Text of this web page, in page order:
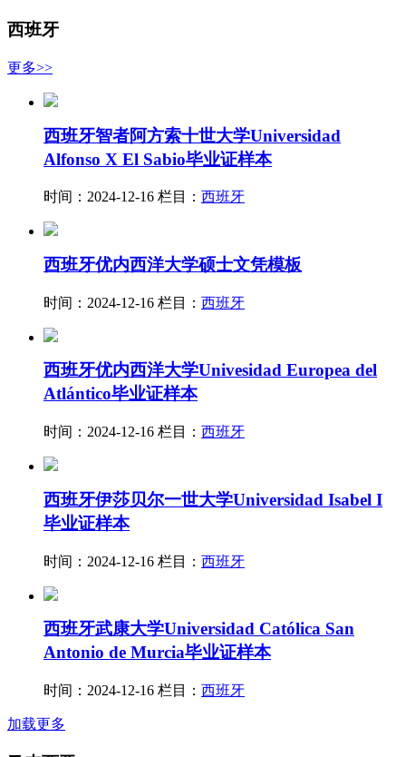
西班牙
更多>>
西班牙智者阿方索十世大学Universidad
Alfonso X El Sabio毕业证样本
时间：2024-12-16 栏目： 西班牙
西班牙优内西洋大学硕士文凭模板
时间：2024-12-16 栏目： 西班牙
西班牙优内西洋大学Univesidad Europea del
Atlántico毕业证样本
时间：2024-12-16 栏目： 西班牙
西班牙伊莎贝尔一世大学Universidad Isabel I
毕业证样本
时间：2024-12-16 栏目： 西班牙
西班牙武康大学Universidad Católica San
Antonio de Murcia毕业证样本
时间：2024-12-16 栏目： 西班牙
加载更多